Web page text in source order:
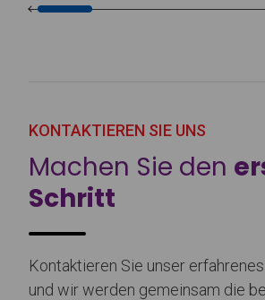
KONTAKTIEREN SIE UNS
Machen Sie den
Schritt
Kontaktieren Sie unser
und wir werden gemeinsam die